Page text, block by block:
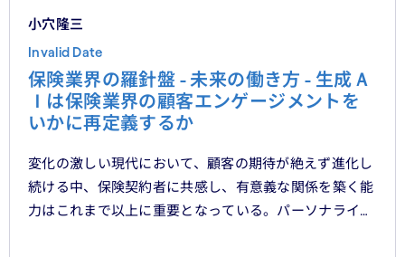
小穴隆三
Invalid Date
保険業界の羅針盤 - 未来の働き方 - 生成Ａ
Ｉは保険業界の顧客エンゲージメントを
いかに再定義するか
変化の激しい現代において、顧客の期待が絶えず進化し
続ける中、保険契約者に共感し、有意義な関係を築く能
力はこれまで以上に重要となっている。パーソナライ